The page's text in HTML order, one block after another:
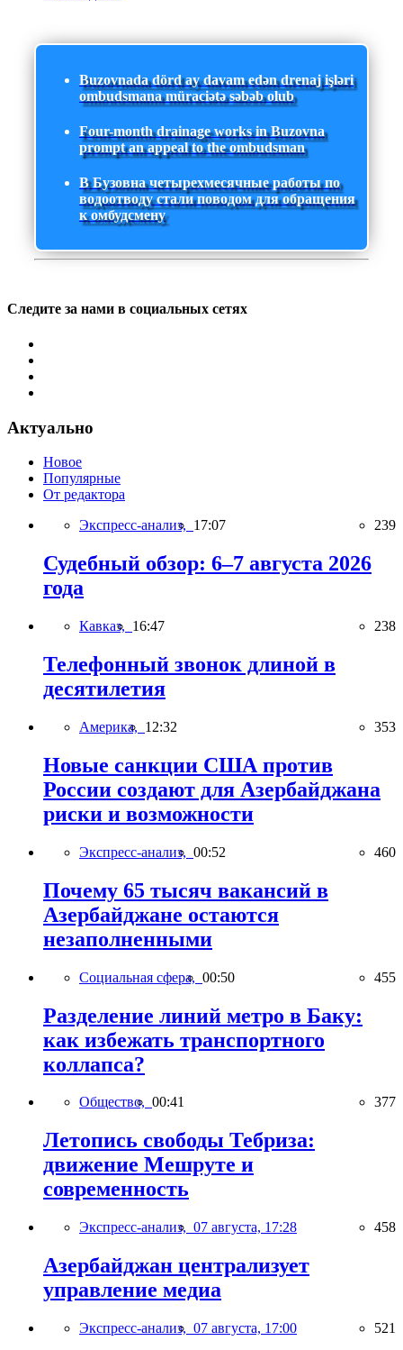
Buzovnada dörd ay davam edən drenaj işləri
ombudsmana müraciətə səbəb olub
Four-month drainage works in Buzovna
prompt an appeal to the ombudsman
В Бузовна четырехмесячные работы по
водоотводу стали поводом для обращения
к омбудсмену
Следите за нами в социальных сетях
Актуально
Новое
Популярные
От редактора
Экспресс-анализ, 17:07 239
Судебный обзор: 6–7 августа 2026
года
Кавказ, 16:47 238
Телефонный звонок длиной в
десятилетия
Америка, 12:32 353
Новые санкции США против
России создают для Азербайджана
риски и возможности
Экспресс-анализ, 00:52 460
Почему 65 тысяч вакансий в
Азербайджане остаются
незаполненными
Социальная сфера, 00:50 455
Разделение линий метро в Баку:
как избежать транспортного
коллапса?
Общество, 00:41 377
Летопись свободы Тебриза:
движение Мешруте и
современность
Экспресс-анализ, 07 августа, 17:28 458
Азербайджан централизует
управление медиа
Экспресс-анализ, 07 августа, 17:00 521